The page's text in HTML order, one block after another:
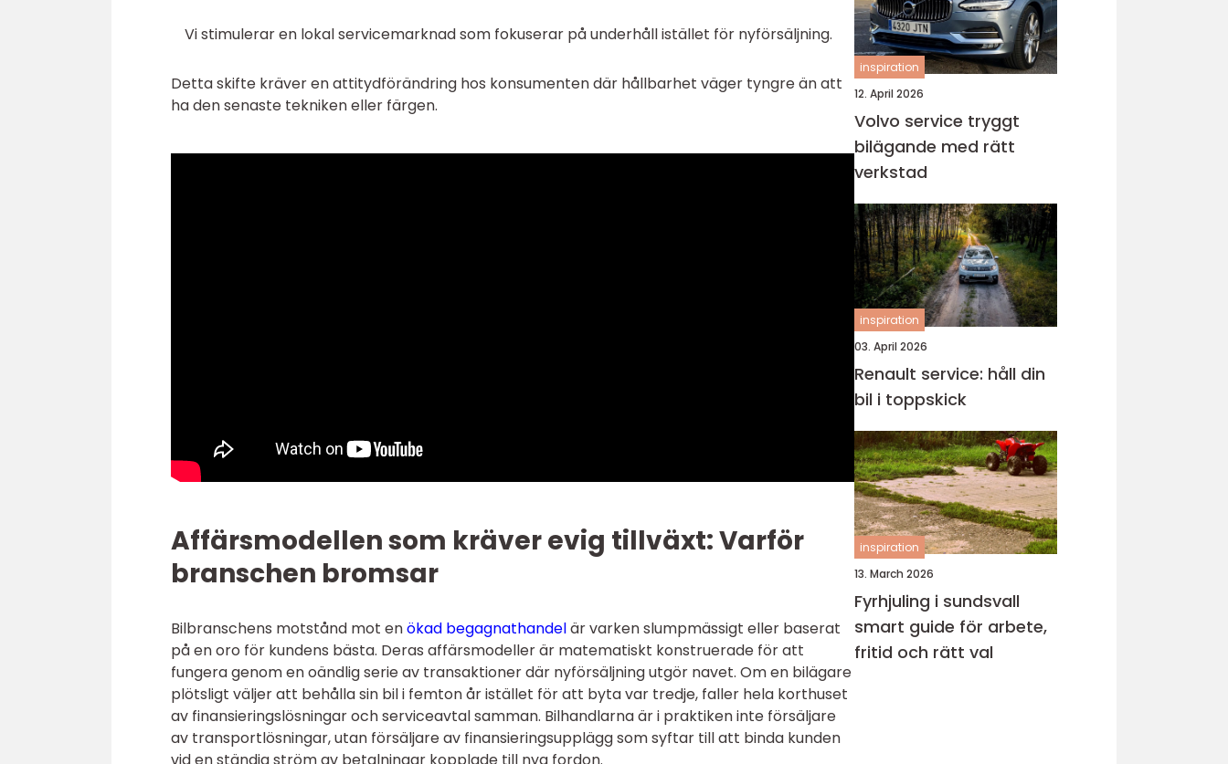
Vi stimulerar en lokal servicemarknad som fokuserar på underhåll istället för nyförsäljning.
Detta skifte kräver en attitydförändring hos konsumenten där hållbarhet väger tyngre än att
ha den senaste tekniken eller färgen.
Affärsmodellen som kräver evig tillväxt: Varför
branschen bromsar
Bilbranschens motstånd mot enökad begagnathandelär varken slumpmässigt eller baserat
på en oro för kundens bästa. Deras affärsmodeller är matematiskt konstruerade för att
fungera genom en oändlig serie av transaktioner där nyförsäljning utgör navet. Om en bilägare
plötsligt väljer att behålla sin bil i femton år istället för att byta var tredje, faller hela korthuset
av finansieringslösningar och serviceavtal samman. Bilhandlarna är i praktiken inte försäljare
av transportlösningar, utan försäljare av finansieringsupplägg som syftar till att binda kunden
vid en ständig ström av betalningar kopplade till nya fordon.
inspiration
12. April 2026
Volvo service tryggt
bilägande med rätt
verkstad
inspiration
03. April 2026
Renault service: håll din
bil i toppskick
inspiration
13. March 2026
Fyrhjuling i sundsvall
smart guide för arbete,
fritid och rätt val